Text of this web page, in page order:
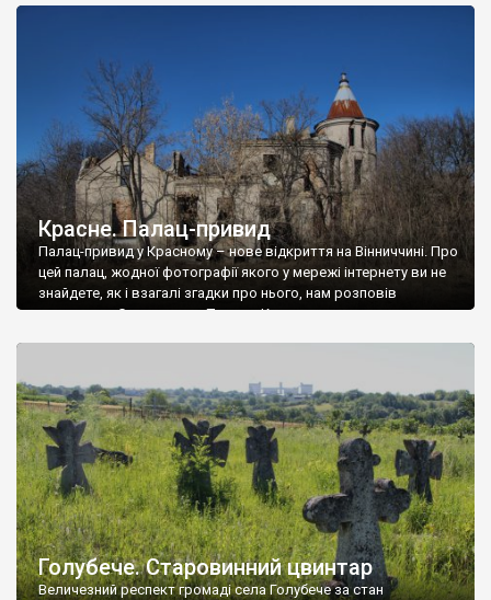
Красне. Палац-привид
Палац-привид у Красному – нове відкриття на Вінниччині. Про
цей палац, жодної фотографії якого у мережі інтернету ви не
знайдете, як і взагалі згадки про нього, нам розповів
мешканець Самгородка. Палац у Красному вразив не лише
Голубече. Старовинний цвинтар
Величезний респект громаді села Голубече за стан